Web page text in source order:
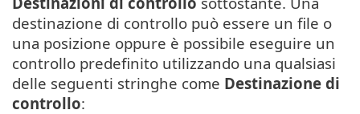
destinazione di controllo può essere un file o
una posizione oppure è possibile eseguire un
controllo predefinito utilizzando una qualsiasi
delle seguenti stringhe come Destinazione di
controllo: